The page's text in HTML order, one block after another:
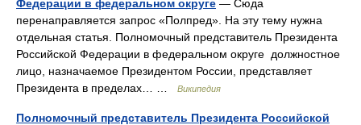
Федерации в федеральном округе — Сюда
перенаправляется запрос «Полпред». На эту тему нужна
отдельная статья. Полномочный представитель Президента
Российской Федерации в федеральном округе должностное
лицо, назначаемое Президентом России, представляет
Президента в пределах… …
Википедия
Полномочный представитель Президента Российской